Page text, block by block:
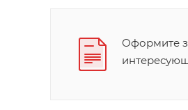
Оформите